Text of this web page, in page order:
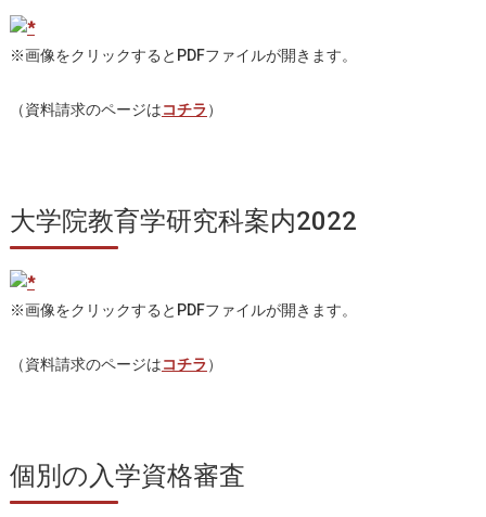
※画像をクリックするとPDFファイルが開きます。
（資料請求のページはコチラ ）
大学院教育学研究科案内2022
※画像をクリックするとPDFファイルが開きます。
（資料請求のページはコチラ ）
個別の入学資格審査